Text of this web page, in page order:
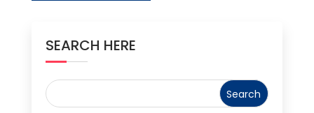
SEARCH HERE